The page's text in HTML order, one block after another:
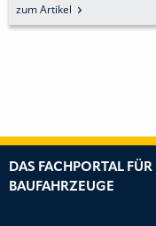
zum Artikel
DAS FACHPORTAL
BAUFAHRZEUGE